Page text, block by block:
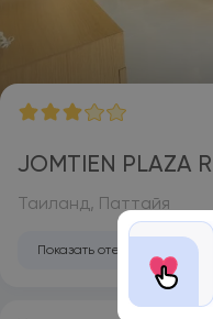
JOMTIEN PLAZA
Таиланд, Паттайя
Показать отель на карте